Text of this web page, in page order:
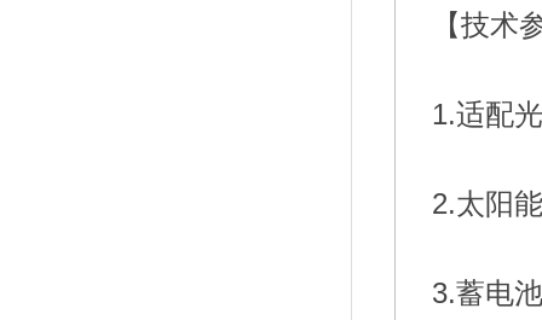
【技术
1.适配
2.太阳
3.蓄电